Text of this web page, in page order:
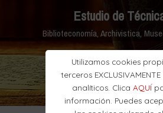
Utilizamos cookies
terceros
analíticos. Clica AQUÍ
información. Puedes
Estudio de
Biblioteconomía, Archivistica,